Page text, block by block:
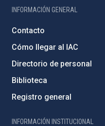
INFORMACIÓN GENERAL
Contacto
Cómo llegar al IAC
Directorio de personal
Biblioteca
Registro general
INFORMACIÓN INSTITUCIONAL